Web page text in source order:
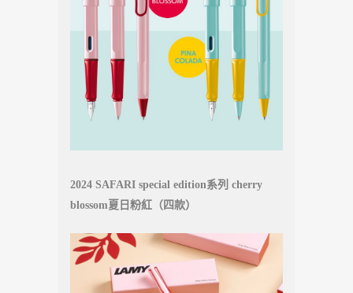
2024 SAFARI special edition系列 cherry
blossom夏日粉紅（四款）